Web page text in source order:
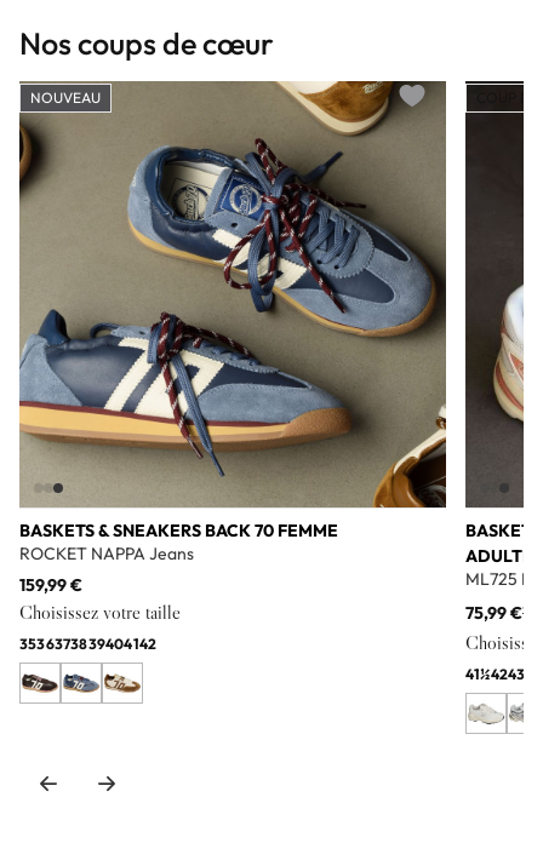
Nos coups de cœur
BASKETS & SNEAKERS BACK 70 FEMME
ROCKET NAPPA Jeans
159,99 €
Choisissez votre taille
3536373839404142
NOUVEAU
Add to wishlist
ADULTE
ML725
75,99 €
41½4243